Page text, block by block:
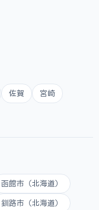
佐賀 宮崎
函館市（北海道）
釧路市（北海道）